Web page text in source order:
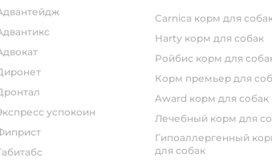
адвантейдж
адвантикс
адвокат
диронет
дронтал
экспресс успокоин
фиприст
габитабс
carnica корм для собак
harty корм для собак
ройбис корм для
корм премьер для
award корм для собак
лечебный корм для
гипоаллергенный корм
для собак